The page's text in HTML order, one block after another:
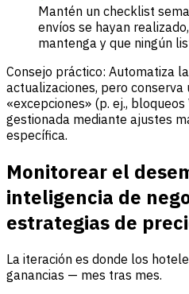
Mantén un checklist
envíos se hayan
mantenga y que ningún
Consejo práctico: Automatiza
actualizaciones, pero conserva
«excepciones» (p. ej., bloqueos
gestionada mediante ajustes
específica.
Monitorear el
inteligencia de
estrategias de
La iteración es donde los
ganancias — mes tras mes.